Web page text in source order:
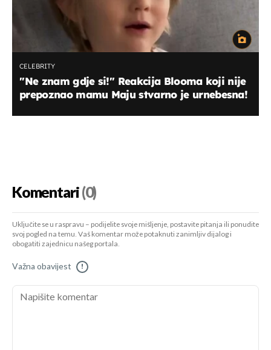
CELEBRITY
''Ne znam gdje si!'' Reakcija Blooma koji nije
prepoznao mamu Maju stvarno je urnebesna!
Komentari(0)
Uključite se u raspravu – podijelite svoje mišljenje, postavite pitanja ili ponudite
svoj pogled na temu. Vaš komentar može potaknuti zanimljiv dijalog i
obogatiti zajednicu našeg portala.
Važna obavijest !